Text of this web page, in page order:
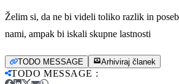
Želim si, da ne bi videli toliko razlik in
nami, ampak bi iskali skupne lastnosti
TODO MESSAGE Arhiviraj članek
TODO MESSAGE :